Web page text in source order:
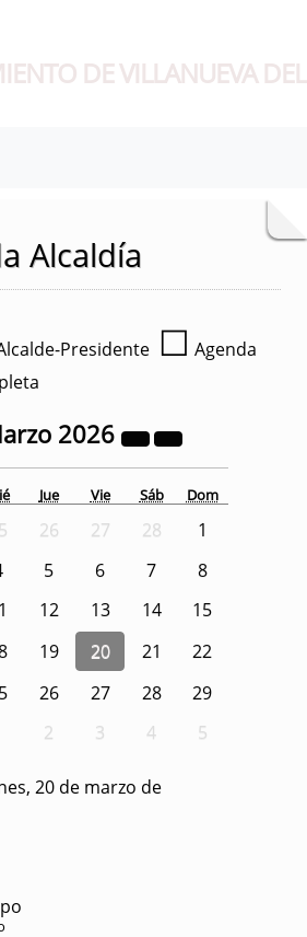
DE VILLANUEVA
Alcaldía
Presidente ☐ Agenda
2026
Jue Vie Sáb Dom
26 27 28
1
5 6 7
8
12 13 14
15
19 20 21
22
26 27 28
29
2 3 4 5
20 de marzo de